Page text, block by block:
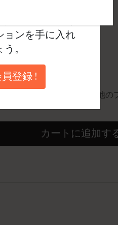
更新されました
以上のご注文で送料無料
10%割引
個。同一商品にのみ適用。他
カートに追加す
ョンを手に入れ
。
登録 !